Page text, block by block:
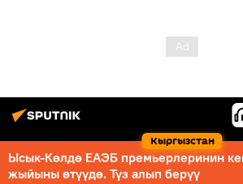
Кыргызстан
Ысык-Көлдө ЕАЭБ премьерлеринин
жыйыны өтүүдө. Түз алып берүү